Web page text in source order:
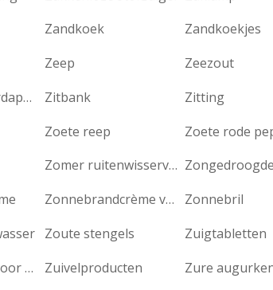
Zandkoek Zandkoekjes
Zeep Zeezout
Zetmeel van aardappelen
Zitbank Zitting
Zoete reep Zoete rode
Zomer ruitenwisservloeistof
Zonnebrandcrème voor kinderen Zonnebril
Zoute stengels Zuigtabletten
Zuiveldranken voor kinderen
Zuivelproducten Zure